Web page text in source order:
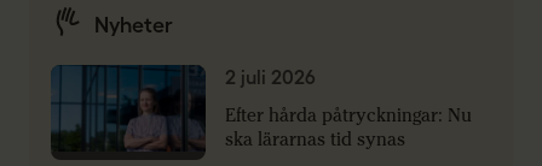
Nyheter
2 juli 2026
Efter hårda påtryckningar: Nu
ska lärarnas tid synas